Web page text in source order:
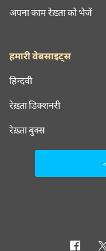
अपना काम रेख़्ता को भेजें
हमारी वेबसाइट्स
हिन्दवी
रेख़्ता डिक्शनरी
रेख़्ता बुक्स